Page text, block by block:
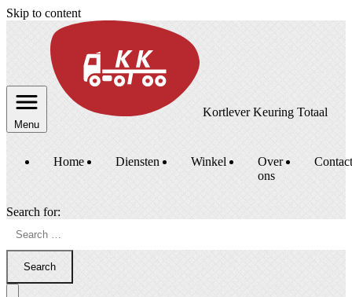
Skip to content
Menu
Kortlever Keuring Totaal
Home Diensten Winkel
Over
ons
Contact
Search for:
Search